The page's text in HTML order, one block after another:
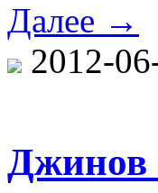
Далее →
2012-
Джинов